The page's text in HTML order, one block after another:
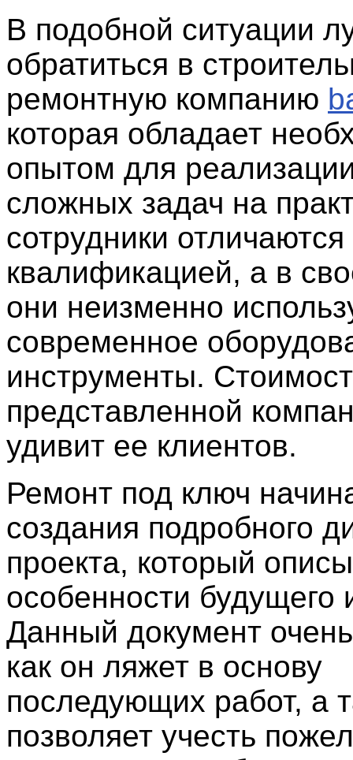
В подобной ситуации
обратиться в
ремонтную компанию
которая обладает
опытом для
сложных задач на
сотрудники
квалификацией, а в
они неизменно
современное
инструменты.
представленной
удивит ее клиентов.
Ремонт под ключ
создания подробного
проекта, который
особенности будущего
Данный документ
как он ляжет в основу
последующих работ, а
позволяет учесть